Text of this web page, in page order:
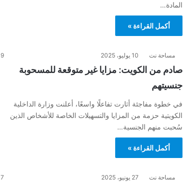
المادة…
أكمل القراءة »
مساحة نت 10 يوليو، 2025 9
صادم من الكويت: مزايا غير متوقعة للمسحوبة
جنسيتهم
في خطوة مفاجئة أثارت تفاعلًا واسعًا، أعلنت وزارة الداخلية
الكويتية حزمة من المزايا والتسهيلات الخاصة للأشخاص الذين
سُحبت منهم الجنسية…
أكمل القراءة »
مساحة نت 27 يونيو، 2025 7